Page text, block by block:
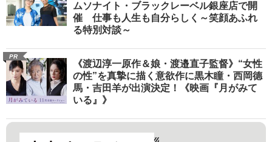
ムソナイト・ブラックレーベル銀座店で開
催 仕事も人生も自分らしく～笑顔あふれ
る特別対談～
PR
《渡辺淳一原作＆娘・渡邉直子監督》“女性
の性”を真摯に描く意欲作に黒木瞳・西岡德
馬・吉田羊が出演決定！《映画『月がみて
いる』》